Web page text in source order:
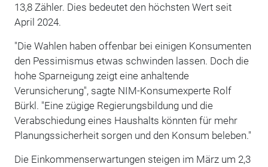
13,8 Zähler. Dies bedeutet den höchsten Wert seit
April 2024.
"Die Wahlen haben offenbar bei einigen Konsumenten
den Pessimismus etwas schwinden lassen. Doch die
hohe Sparneigung zeigt eine anhaltende
Verunsicherung", sagte NIM-Konsumexperte Rolf
Bürkl. "Eine zügige Regierungsbildung und die
Verabschiedung eines Haushalts könnten für mehr
Planungssicherheit sorgen und den Konsum beleben."
Die Einkommenserwartungen steigen im März um 2,3